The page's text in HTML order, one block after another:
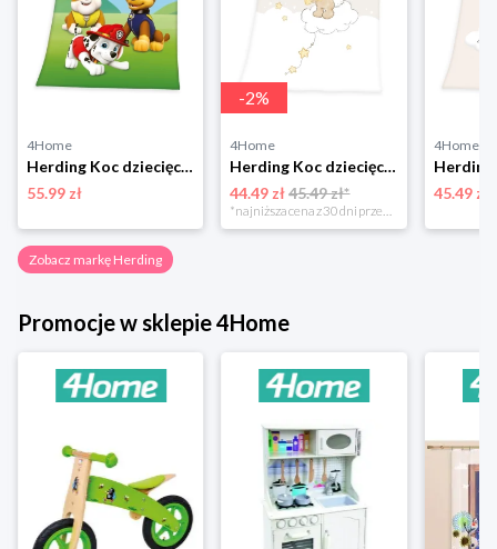
4Home
Herding Koc dziecięcy Psi Patrol Rubble, Marshall a Chase, 130 x 160 cm
55.99 zł
-2%
4Home
Herding Koc dziecięcy Kleiner schutzengel, 75 x 100 cm
44.49 zł 45.49 zł*
4Home
45.49 zł
Zobacz markę Herding
Promocje w sklepie 4Home